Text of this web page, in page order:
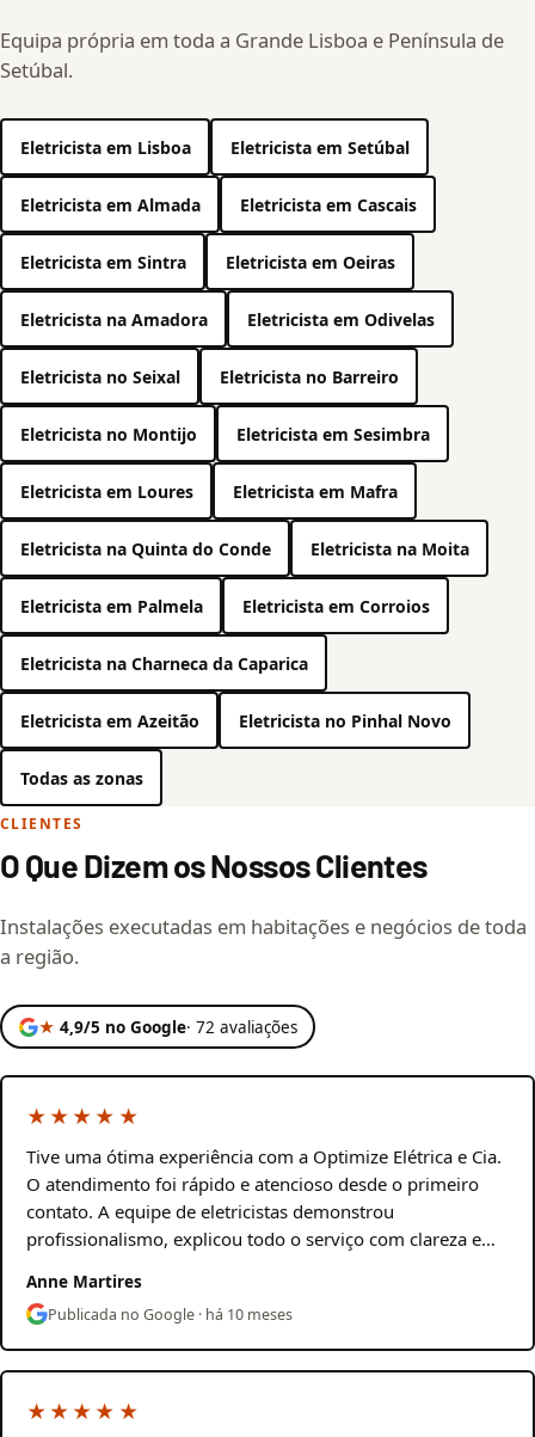
Equipa própria em toda a Grande Lisboa e Península de
Setúbal.
Eletricista em Lisboa Eletricista em Setúbal
Eletricista em Almada Eletricista em Cascais
Eletricista em Sintra Eletricista em Oeiras
Eletricista na Amadora Eletricista em Odivelas
Eletricista no Seixal Eletricista no Barreiro
Eletricista no Montijo Eletricista em Sesimbra
Eletricista em Loures Eletricista em Mafra
Eletricista na Quinta do Conde Eletricista na Moita
Eletricista em Palmela Eletricista em Corroios
Eletricista na Charneca da Caparica
Eletricista em Azeitão Eletricista no Pinhal Novo
Todas as zonas
CLIENTES
O Que Dizem os Nossos Clientes
Instalações executadas em habitações e negócios de toda
a região.
★ 4,9/5 no Google· 72 avaliações
★★★★★
Tive uma ótima experiência com a Optimize Elétrica e Cia.
O atendimento foi rápido e atencioso desde o primeiro
contato. A equipe de eletricistas demonstrou
profissionalismo, explicou todo o serviço com clareza e…
Anne Martires
Publicada no Google · há 10 meses
★★★★★